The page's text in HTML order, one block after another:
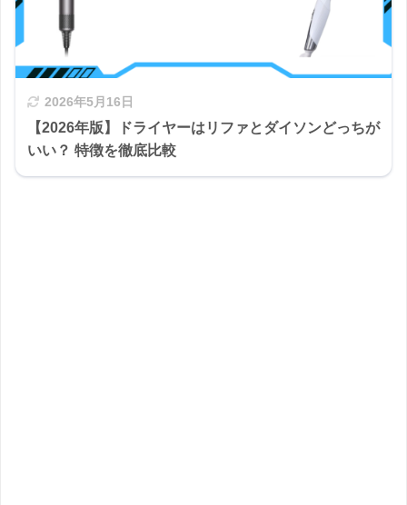
2026年5月16日
【2026年版】ドライヤーはリファとダイソンどっちが
いい？ 特徴を徹底比較